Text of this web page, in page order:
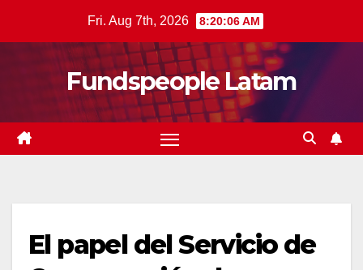
Fri. Aug 7th, 2026 8:20:07 AM
Fundspeople Latam
El papel del Servicio de